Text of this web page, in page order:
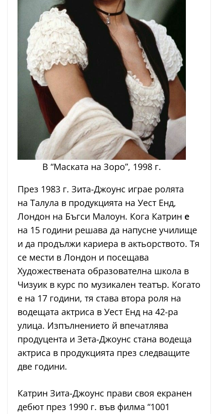
В “Маската на Зоро”, 1998 г.
През 1983 г. Зита-Джоунс играе ролята
на Талула в продукцията на Уест Енд,
Лондон на Бъгси Малоун. Кога Катрин е
на 15 години решава да напусне училище
и да продължи кариера в актьорството. Тя
се мести в Лондон и посещава
Художествената образователна школа в
Чизуик в курс по музикален театър. Когато
е на 17 години, тя става втора роля на
водещата актриса в Уест Енд на 42-ра
улица. Изпълнението й впечатлява
продуцента и Зета-Джоунс стана водеща
актриса в продукцията през следващите
две години.
Катрин Зита-Джоунс прави своя екранен
дебют през 1990 г. във филма “1001